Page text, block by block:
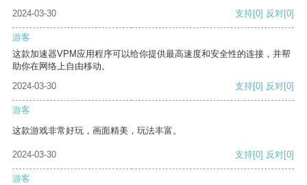
2024-03-30
支持[0] 反对[0]
游客
这款加速器VPM应用程序可以给你提供最高速度和安全性的连接，并帮
助你在网络上自由移动。
2024-03-30
支持[0] 反对[0]
游客
这款游戏非常好玩，画面精美，玩法丰富。
2024-03-30 支持[0] 反对[0]
游客